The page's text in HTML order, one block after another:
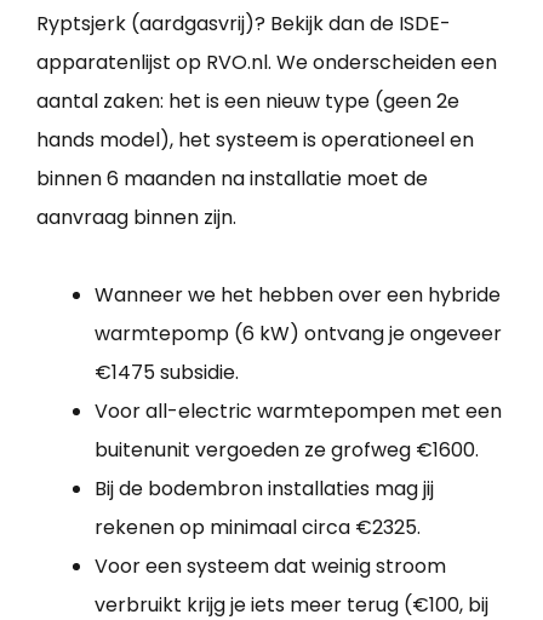
Ryptsjerk (aardgasvrij)? Bekijk dan de ISDE-
apparatenlijst op RVO.nl. We onderscheiden een
aantal zaken: het is een nieuw type (geen 2e
hands model), het systeem is operationeel en
binnen 6 maanden na installatie moet de
aanvraag binnen zijn.
Wanneer we het hebben over een hybride
warmtepomp (6 kW) ontvang je ongeveer
€1475 subsidie.
Voor all-electric warmtepompen met een
buitenunit vergoeden ze grofweg €1600.
Bij de bodembron installaties mag jij
rekenen op minimaal circa €2325.
Voor een systeem dat weinig stroom
verbruikt krijg je iets meer terug (€100, bij